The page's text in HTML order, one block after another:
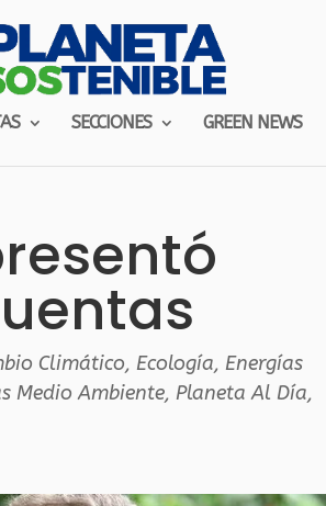
SECCIONES GREEN NEWS
Climático, Ecología, Energías
Medio Ambiente,Planeta Al Día,